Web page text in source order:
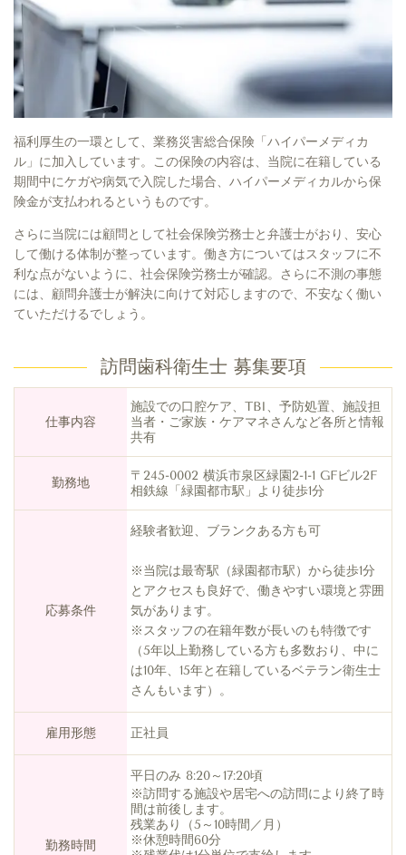
福利厚生の一環として、業務災害総合保険「ハイパーメディカ
ル」に加入しています。この保険の内容は、当院に在籍している
期間中にケガや病気で入院した場合、ハイパーメディカルから保
険金が支払われるというものです。
さらに当院には顧問として社会保険労務士と弁護士がおり、安心
して働ける体制が整っています。働き方についてはスタッフに不
利な点がないように、社会保険労務士が確認。さらに不測の事態
には、顧問弁護士が解決に向けて対応しますので、不安なく働い
ていただけるでしょう。
訪問歯科衛生士 募集要項
仕事内容
施設での口腔ケア、TBI、予防処置、施設担
当者・ご家族・ケアマネさんなど各所と情報
共有
勤務地
〒245-0002 横浜市泉区緑園2-1-1 GFビル2F
相鉄線「緑園都市駅」より徒歩1分
応募条件
経験者歓迎、ブランクある方も可
※当院は最寄駅（緑園都市駅）から徒歩1分
とアクセスも良好で、働きやすい環境と雰囲
気があります。
※スタッフの在籍年数が長いのも特徴です
（5年以上勤務している方も多数おり、中に
は10年、15年と在籍しているベテラン衛生士
さんもいます）。
雇用形態 正社員
勤務時間
平日のみ 8:20～17:20頃
※訪問する施設や居宅への訪問により終了時
間は前後します。
残業あり（5～10時間／月）
※休憩時間60分